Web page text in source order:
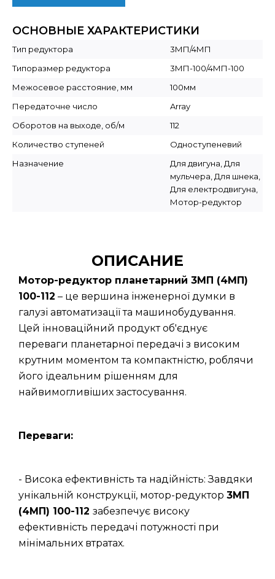
ОСНОВНЫЕ ХАРАКТЕРИСТИКИ
Тип редуктора
3МП/4МП
Типоразмер редуктора
3МП-100/4МП-100
Межосевое расстояние, мм
100мм
Передаточне число
Array
Оборотов на выходе, об/м
112
Количество ступеней
Одноступеневий
Назначение
Для двигуна, Для
мульчера, Для шнека,
Для електродвигуна,
Мотор-редуктор
ОПИСАНИЕ
Мотор-редуктор планетарний 3МП (4МП)
100-112 – це вершина інженерної думки в
галузі автоматизації та машинобудування.
Цей інноваційний продукт об'єднує
переваги планетарної передачі з високим
крутним моментом та компактністю, роблячи
його ідеальним рішенням для
найвимогливіших застосування.
Переваги:
- Висока ефективність та надійність: Завдяки
унікальній конструкції, мотор-редуктор 3МП
(4МП) 100-112 забезпечує високу
ефективність передачі потужності при
мінімальних втратах.